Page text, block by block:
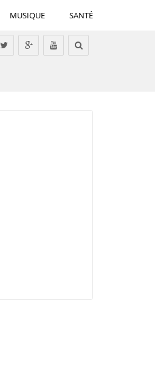
MUSIQUE SANTÉ